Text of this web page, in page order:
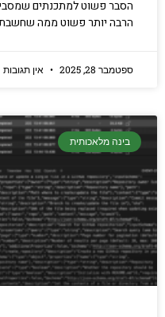
הסבר פשוט למתכנתים
הרבה יותר פשוט ממה
ספטמבר 28, 2025 אין תגובות
בינה מלאכותית